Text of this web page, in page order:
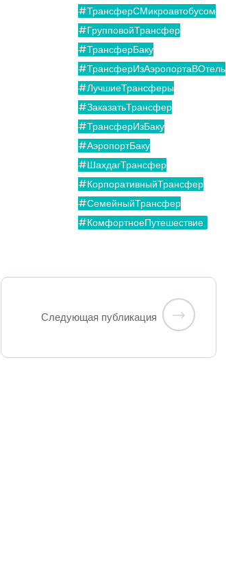
#ТрансферСМикроавтобусом
#ГрупповойТрансфер
#ТрансферБаку
#ТрансферИзАэропортаВОтель
#ЛучшиеТрансферы
#ЗаказатьТрансфер
#ТрансферИзБаку
#АэропортБаку
#ШахдагТрансфер
#КорпоративныйТрансфер
#СемейныйТрансфер
#КомфортноеПутешествие
Следующая публикация